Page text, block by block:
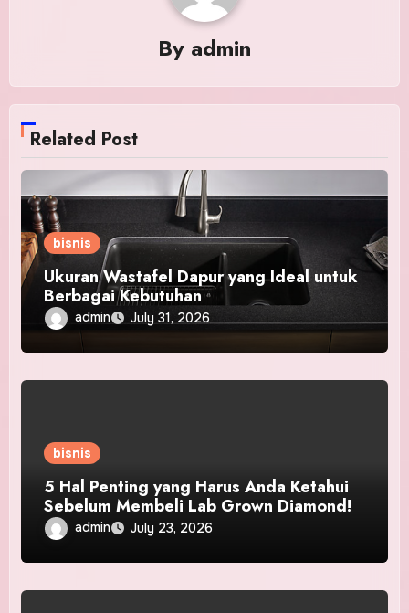
By admin
Related Post
bisnis
Ukuran Wastafel Dapur yang Ideal untuk
Berbagai Kebutuhan
admin July 31, 2026
bisnis
5 Hal Penting yang Harus Anda Ketahui
Sebelum Membeli Lab Grown Diamond!
admin July 23, 2026